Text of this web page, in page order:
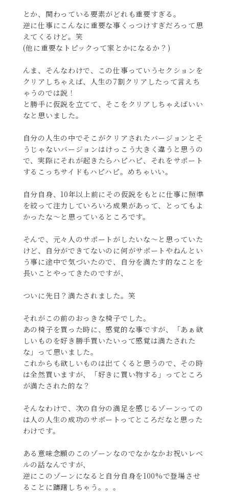
とか、関わっている要素がどれも重要すぎる。
逆に仕事にこんなに重要な事くっつけすぎだろって思
えてくるけど。笑
(他に重要なトピックって家とかになるか？)
んま、そんなわけで、この仕事っていうセクションを
クリアしちゃえば、人生の7割クリアしたって言えち
ゃうのでは説！
と勝手に仮説を立てて、そこをクリアしちゃえばいい
なと思いました。
自分の人生の中でそこがクリアされたバージョンとそ
うじゃないバージョンはけっこう大きく違うと思うの
で、実際にそれが起きたらハピハピ、それをサポート
するこっちサイドもハピハピ。めちゃいい。
自分自身、10年以上前にその仮説をもとに仕事に照準
を絞って注力していろいろ成果があって、とってもよ
かったな〜と思っているところです。
そんで、元々人のサポートがしたいな〜と思っていた
けど、自分ができてないのに何がサポートやねんとい
う事に途中で気づいたので、自分を満たす的なことを
長いことやってきたのですが、
ついに先日？満たされました。笑
それがこの前のおっきな椅子でした。
あの椅子を買った時に、感覚的な事ですが、「あぁ欲
しいものを好き勝手買いたいって感覚は満たされた
な」って思いました。
これからも欲しいものは出てくると思うので、その時
は全然買いますが、「好きに買い物する」ってところ
が満たされた的な？
そんなわけで、次の自分の満足を感じるゾーンっての
は人の人生の成功のサポートってところだなと思った
わけです。
ある意味念願のこのゾーンなのでなかなかお祝いレベ
ルの話なんですが、
逆にこのゾーンになると自分自身を100%で登場させ
ることに躊躇しちゃう。。。